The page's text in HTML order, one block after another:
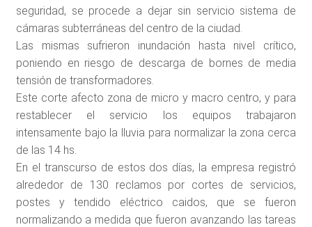
seguridad, se procede a dejar sin servicio sistema de
cámaras subterráneas del centro de la ciudad.
Las mismas sufrieron inundación hasta nivel crítico,
poniendo en riesgo de descarga de bornes de media
tensión de transformadores.
Este corte afecto zona de micro y macro centro, y para
restablecer el servicio los equipos trabajaron
intensamente bajo la lluvia para normalizar la zona cerca
de las 14 hs.
En el transcurso de estos dos días, la empresa registró
alrededor de 130 reclamos por cortes de servicios,
postes y tendido eléctrico caidos, que se fueron
normalizando a medida que fueron avanzando las tareas